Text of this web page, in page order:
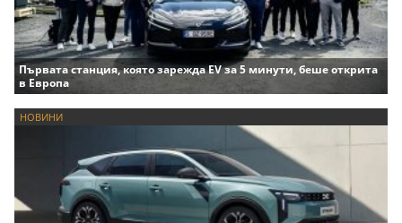
Първата станция, която зарежда EV за 5 минути, беше открита
в Европа
НОВИНИ